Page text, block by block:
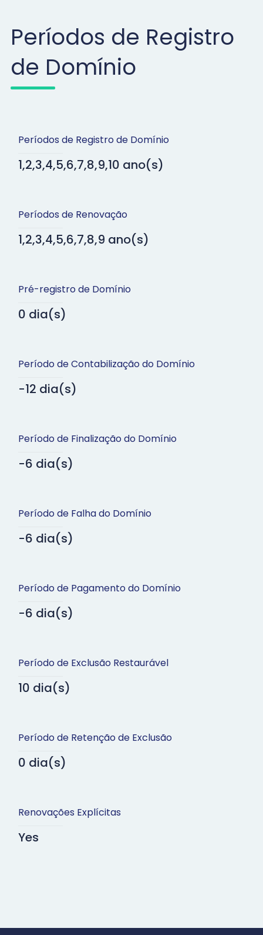
Períodos de Registro
de Domínio
Períodos de Registro de Domínio
1,2,3,4,5,6,7,8,9,10 ano(s)
Períodos de Renovação
1,2,3,4,5,6,7,8,9 ano(s)
Pré-registro de Domínio
0 dia(s)
Período de Contabilização do Domínio
-12 dia(s)
Período de Finalização do Domínio
-6 dia(s)
Período de Falha do Domínio
-6 dia(s)
Período de Pagamento do Domínio
-6 dia(s)
Período de Exclusão Restaurável
10 dia(s)
Período de Retenção de Exclusão
0 dia(s)
Renovações Explícitas
Yes